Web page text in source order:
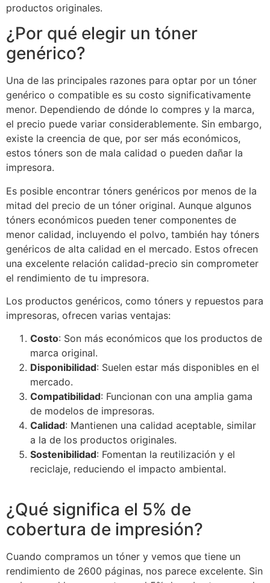
productos originales.
¿Por qué elegir un tóner
genérico?
Una de las principales razones para optar por un tóner
genérico o compatible es su costo significativamente
menor. Dependiendo de dónde lo compres y la marca,
el precio puede variar considerablemente. Sin embargo,
existe la creencia de que, por ser más económicos,
estos tóners son de mala calidad o pueden dañar la
impresora.
Es posible encontrar tóners genéricos por menos de la
mitad del precio de un tóner original. Aunque algunos
tóners económicos pueden tener componentes de
menor calidad, incluyendo el polvo, también hay tóners
genéricos de alta calidad en el mercado. Estos ofrecen
una excelente relación calidad-precio sin comprometer
el rendimiento de tu impresora.
Los productos genéricos, como tóners y repuestos para
impresoras, ofrecen varias ventajas:
Costo: Son más económicos que los productos de
marca original.
Disponibilidad: Suelen estar más disponibles en el
mercado.
Compatibilidad: Funcionan con una amplia gama
de modelos de impresoras.
Calidad: Mantienen una calidad aceptable, similar
a la de los productos originales.
Sostenibilidad: Fomentan la reutilización y el
reciclaje, reduciendo el impacto ambiental.
¿Qué significa el 5% de
cobertura de impresión?
Cuando compramos un tóner y vemos que tiene un
rendimiento de 2600 páginas, nos parece excelente. Sin